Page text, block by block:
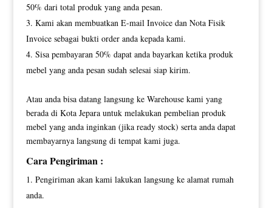
50% dari total produk yang anda pesan.
Kami akan membuatkan E-mail Invoice dan Nota Fisik
Invoice sebagai bukti order anda kepada kami.
Sisa pembayaran 50% dapat anda bayarkan ketika produk
mebel yang anda pesan sudah selesai siap kirim.
Atau anda bisa datang langsung ke Warehouse kami yang
berada di Kota Jepara untuk melakukan pembelian produk
mebel yang anda inginkan (jika ready stock) serta anda dapat
membayarnya langsung di tempat kami juga.
Cara Pengiriman :
Pengiriman akan kami lakukan langsung ke alamat rumah
anda.